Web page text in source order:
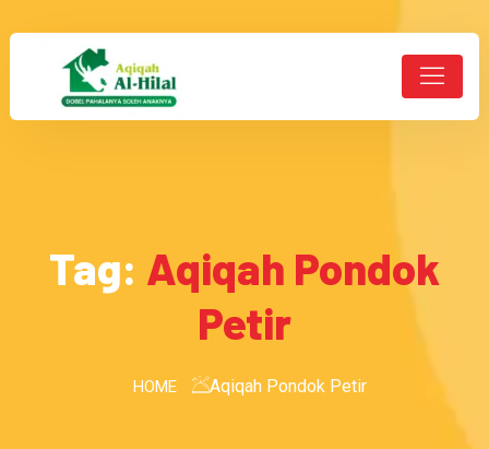
Tag: Aqiqah Pondok
Petir
HOME Aqiqah Pondok Petir